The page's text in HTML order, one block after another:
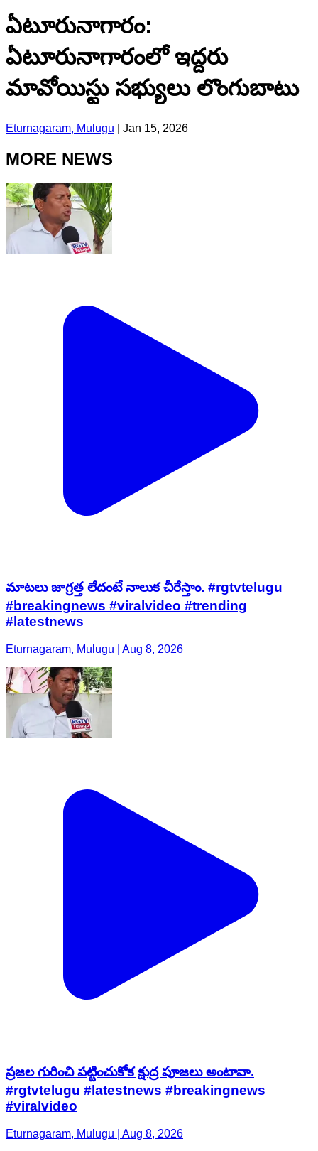
ఏటూరునాగారం:
ఏటూరునాగారంలో ఇద్దరు
మావోయిస్టు సభ్యులు లొంగుబాటు
Eturnagaram, Mulugu Jan 15, 2026
MORE NEWS
మాటలు జాగ్రత్త లేదంటే నాలుక చీరేస్తాం. #rgtvtelugu
#breakingnews #viralvideo #trending
#latestnews
Eturnagaram, Mulugu | Aug 8, 2026
ప్రజల గురించి పట్టించుకోక క్షుద్ర పూజలు అంటావా.
#rgtvtelugu #latestnews #breakingnews
#viralvideo
Eturnagaram, Mulugu | Aug 8, 2026